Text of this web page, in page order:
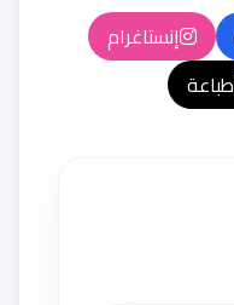
إنستاغرام
طباعة